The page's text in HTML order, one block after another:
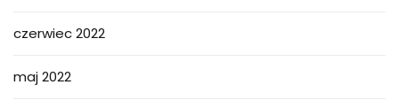
czerwiec 2022
maj 2022